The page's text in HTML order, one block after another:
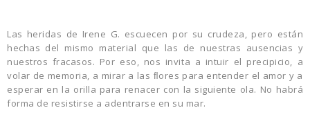
Las heridas de Irene G. escuecen por su crudeza, pero están
hechas del mismo material que las de nuestras ausencias y
nuestros fracasos. Por eso, nos invita a intuir el precipicio, a
volar de memoria, a mirar a las ﬂores para entender el amor y a
esperar en la orilla para renacer con la siguiente ola. No habrá
forma de resistirse a adentrarse en su mar.